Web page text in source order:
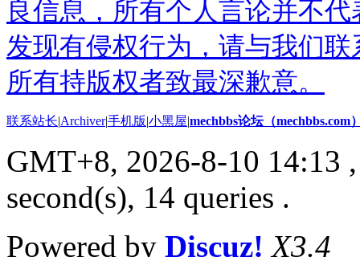
良信息，所有个人言论并不
发现有侵权行为，请与我们
所有持版权者致最深歉意。
联系站长|Archiver|手机版|小黑屋|mechbbs论坛（mechbbs.com
GMT+8, 2026-8-10 14:13
second(s), 14 queries .
Powered by Discuz! X3.4